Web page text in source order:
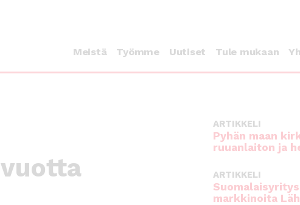
Meistä Työmme Uutiset Tule mukaan
ARTIKKELI
Pyhän maan
ruuanlaiton ja
ARTIKKELI
markkinoita